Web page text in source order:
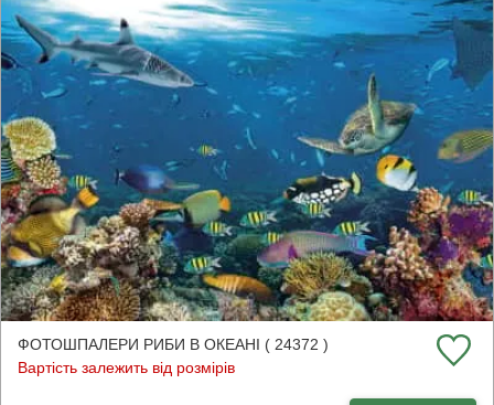
ФОТОШПАЛЕРИ РИБИ В ОКЕАНІ ( 24372 )
Вартість залежить від розмірів